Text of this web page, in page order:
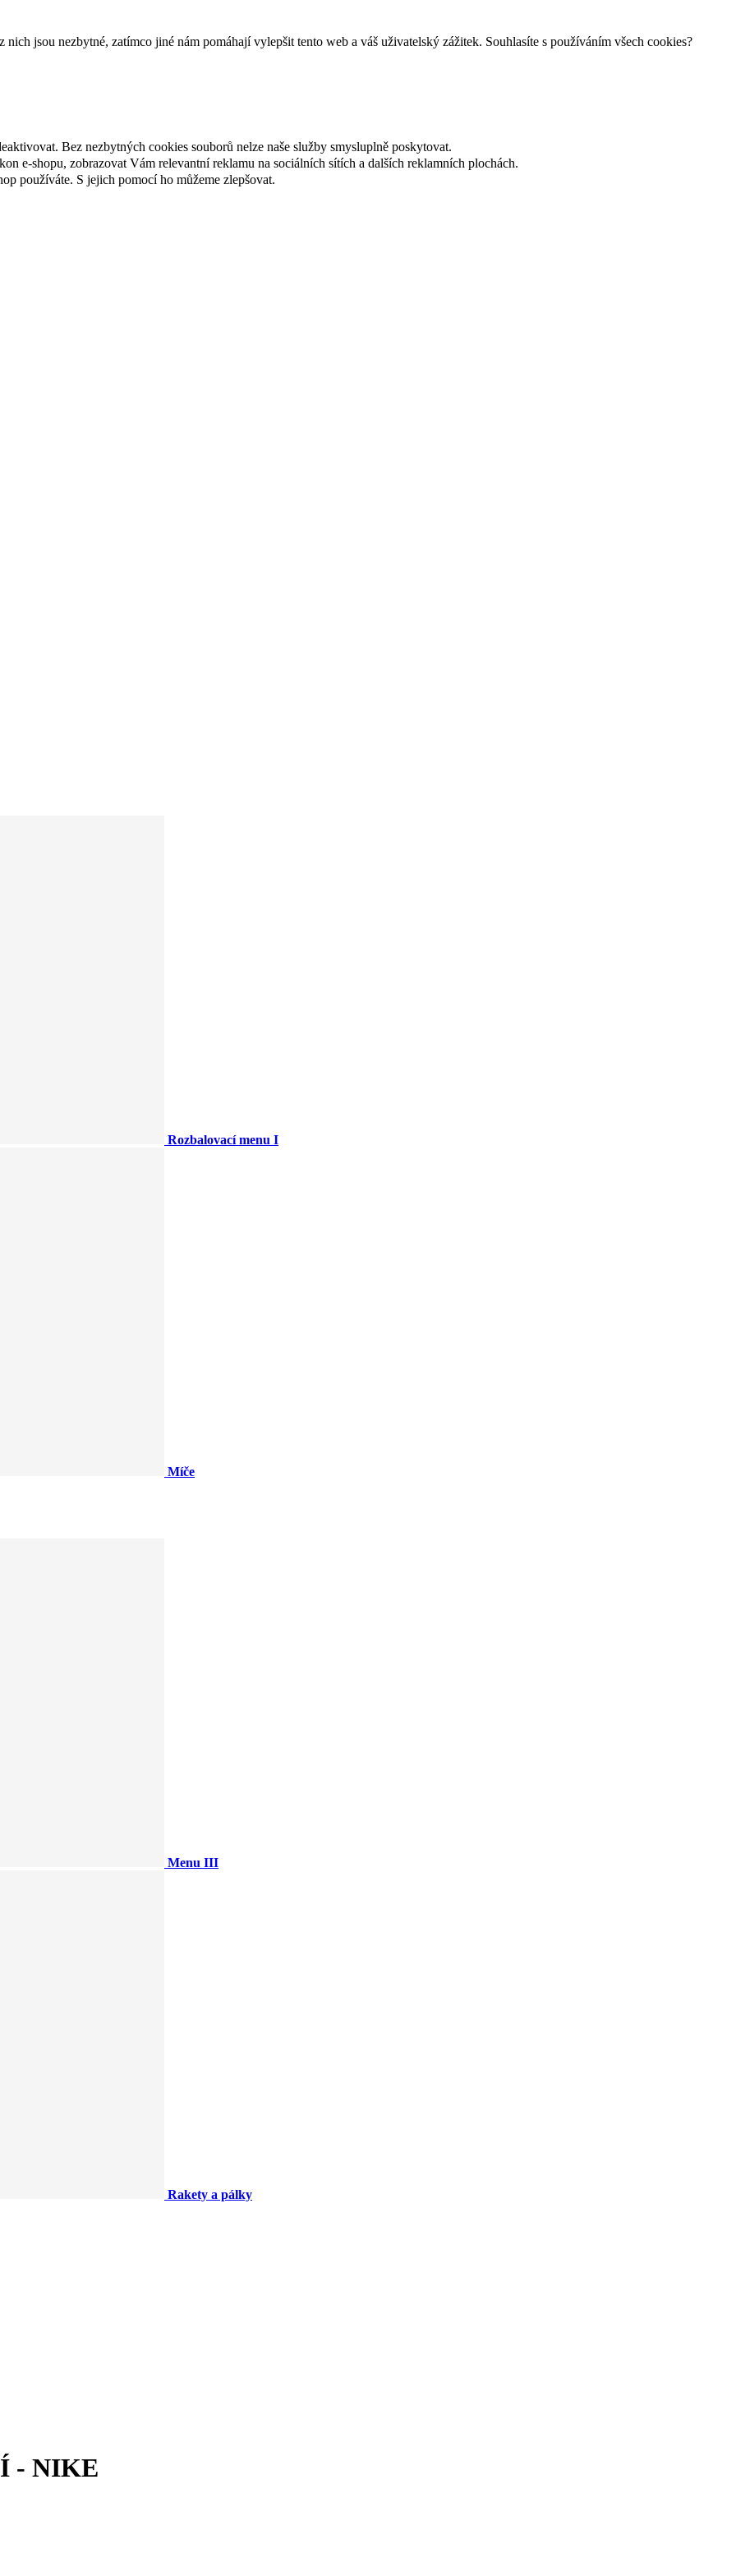
jsou nezbytné, zatímco jiné nám pomáhají vylepšit tento web a váš uživatelský zážitek. Souhlasíte s používáním všech cookies?
Bez nezbytných cookies souborů nelze naše služby smysluplně poskytovat.
e-shopu, zobrazovat Vám relevantní reklamu na sociálních sítích a dalších reklamních plochách.
používáte. S jejich pomocí ho můžeme zlepšovat.
Rozbalovací menu I
Míče
Menu III
Rakety a pálky
- NIKE